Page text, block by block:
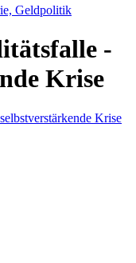
Geldpolitik
-
Krise